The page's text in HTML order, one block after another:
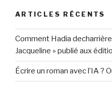
ARTICLES RÉCENTS
Comment Hadia
Jacqueline » publié aux
Écrire un roman avec l’IA ?